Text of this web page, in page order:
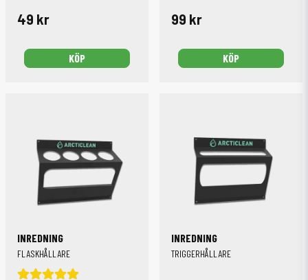
49 kr
KÖP
99 kr
KÖP
INREDNING
FLASKHÅLLARE
INREDNING
TRIGGERHÅLLARE